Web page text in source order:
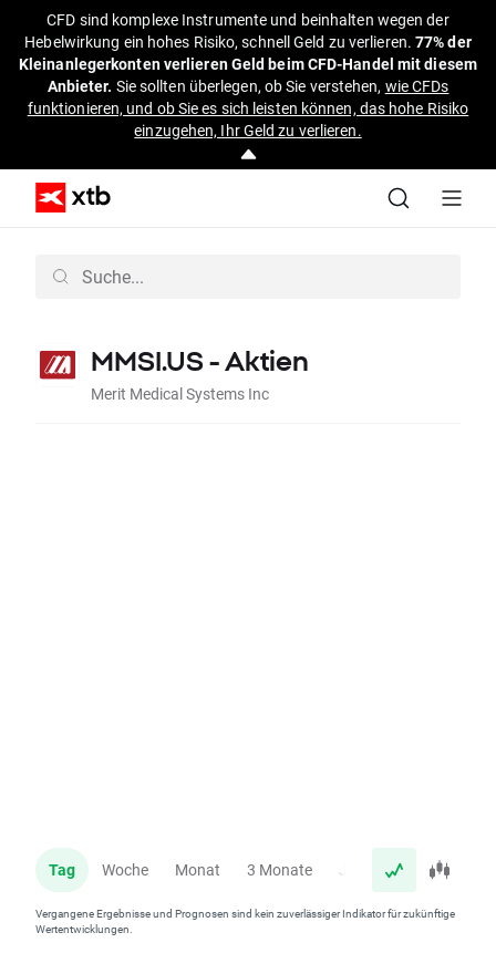
CFD sind komplexe Instrumente und beinhalten wegen der
Hebelwirkung ein hohes Risiko, schnell Geld zu verlieren.77% der
Kleinanlegerkonten verlieren Geld beim CFD-Handel mit diesem
Anbieter. Sie sollten überlegen, ob Sie verstehen, wie CFDs
funktionieren, und ob Sie es sich leisten können, das hohe Risiko
einzugehen, Ihr Geld zu verlieren.
MMSI.US - Aktien
Merit Medical Systems Inc
Tag Woche Monat 3 Monate Jahr
Vergangene Ergebnisse und Prognosen sind kein zuverlässiger Indikator für zukünftige
Wertentwicklungen.